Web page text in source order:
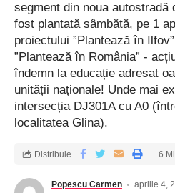
segment din noua autostradă
fost plantată sâmbătă, pe 1
proiectului ”Plantează în
”Plantează în România” -
îndemn la educație adresat
unității naționale! Unde mai
intersecția DJ301A cu A0
localitatea Glina).
Popescu Carmen
aprilie 4,
Distribuie 6